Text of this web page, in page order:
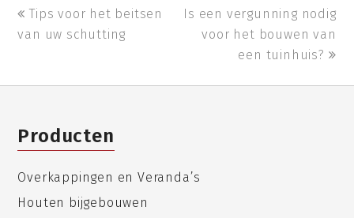
previous
post:
Tips voor het beitsen
van uw schutting
next
post:
Is een vergunning nodig
voor het bouwen van
een tuinhuis?
Producten
Overkappingen en Veranda’s
Houten bijgebouwen